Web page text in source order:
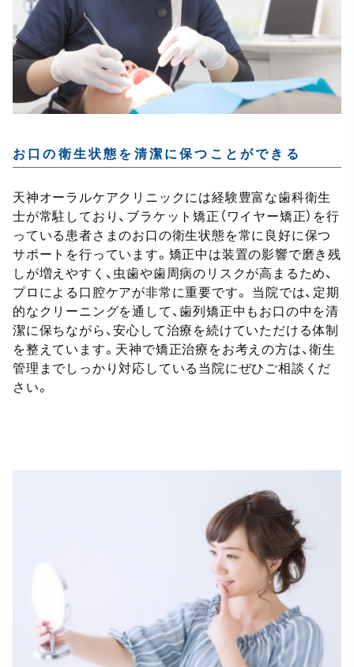
お口の衛生状態を清潔に保つことができる
天神オーラルケアクリニックには経験豊富な歯科衛生
士が常駐しており、ブラケット矯正（ワイヤー矯正）を行
っている患者さまのお口の衛生状態を常に良好に保つ
サポートを行っています。矯正中は装置の影響で磨き残
しが増えやすく、虫歯や歯周病のリスクが高まるため、
プロによる口腔ケアが非常に重要です。 当院では、定期
的なクリーニングを通して、歯列矯正中もお口の中を清
潔に保ちながら、安心して治療を続けていただける体制
を整えています。天神で矯正治療をお考えの方は、衛生
管理までしっかり対応している当院にぜひご相談くだ
さい。